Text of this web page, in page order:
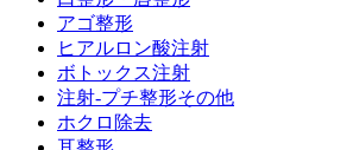
アゴ整形
ヒアルロン酸注射
ボトックス注射
注射-プチ整形その他
ホクロ除去